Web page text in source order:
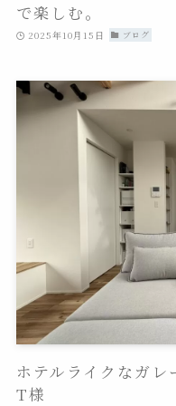
で楽しむ。
2025年10月15日 ブログ
ホテルライクなガ
T様